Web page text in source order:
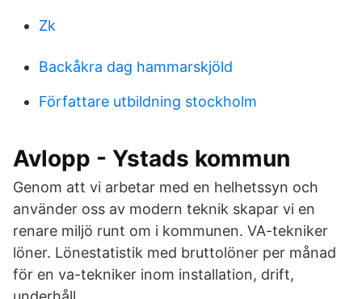
Zk
Backåkra dag hammarskjöld
Författare utbildning stockholm
Avlopp - Ystads kommun
Genom att vi arbetar med en helhetssyn och
använder oss av modern teknik skapar vi en
renare miljö runt om i kommunen. VA-tekniker
löner. Lönestatistik med bruttolöner per månad
för en va-tekniker inom installation, drift,